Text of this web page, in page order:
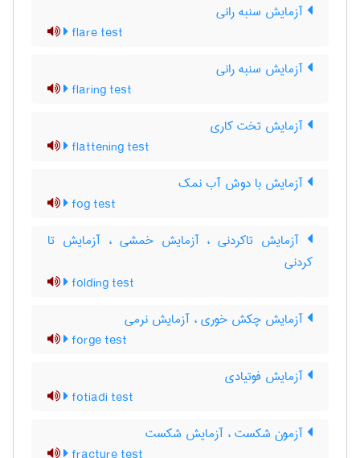
آزمایش سنبه رانی
flare test
آزمایش سنبه رانی
flaring test
آزمایش تخت کاری
flattening test
آزمایش با دوش آب نمک
fog test
آزمایش تاکردنی ، آزمایش خمشی ، آزمایش تا
کردنی
folding test
آزمایش چکش خوری ، آزمایش نرمی
forge test
آزمایش فوتیادی
fotiadi test
آزمون شکست ، آزمایش شکست